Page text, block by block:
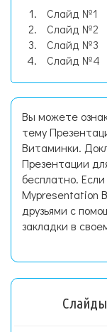
Слайд №1
Слайд №2
Слайд №3
Слайд №4
Вы можете
тему
Витаминки.
Презентации
бесплатно.
Mypresentation
друзьями с
закладки в
Слайды